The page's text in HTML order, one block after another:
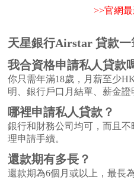
>>官網
天星銀行Airstar 貸款一
我合資格申請私人貸款
你只需年滿18歲，月薪至少
明、銀行戶口月結單、薪金證
哪裡申請私人貸款？
銀行和財務公司均可，而且
理申請手續。
還款期有多長？
還款期為6個月或以上，最長